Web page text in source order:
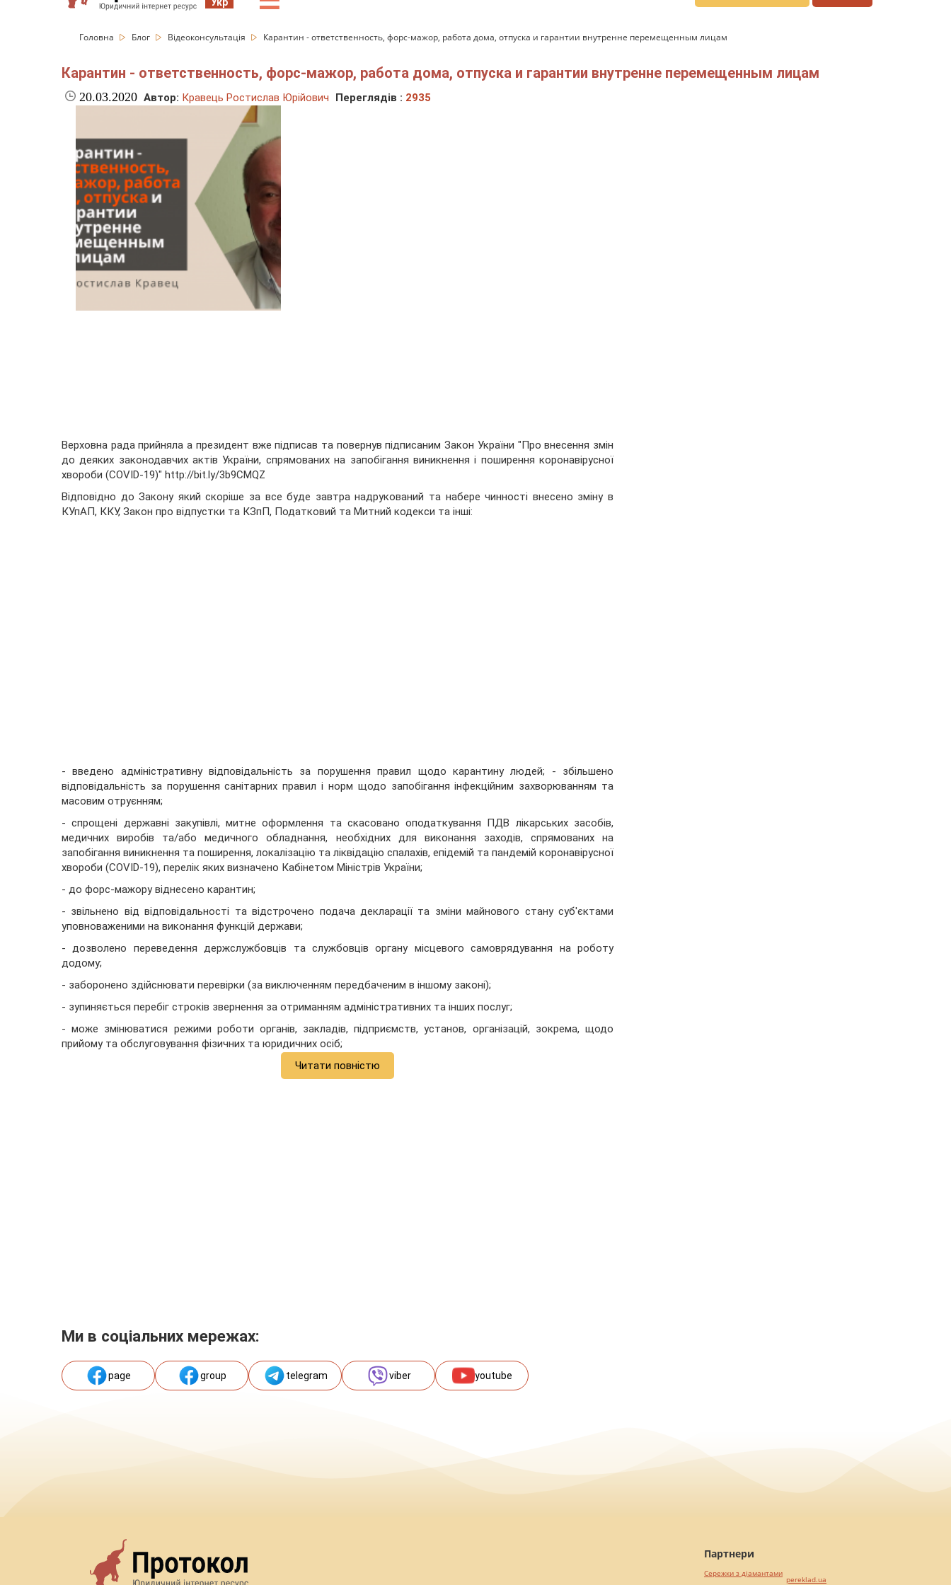
Головна Блог Відеоконсультація Карантин - ответственность, форс-мажор, работа дома, отпуска и гарантии внутренне перемещенным лицам
Карантин - ответственность, форс-мажор, работа дома, отпуска и гарантии внутренне перемещенным лицам
20.03.2020 Автор: Кравець Ростислав Юрійович Переглядів : 2935
Верховна рада прийняла а президент вже підписав та повернув підписаним Закон України "Про внесення змін
до деяких законодавчих актів України, спрямованих на запобігання виникнення і поширення коронавірусної
хвороби (COVID-19)" http://bit.ly/3b9CMQZ
Відповідно до Закону який скоріше за все буде завтра надрукований та набере чинності внесено зміну в
КУпАП, ККУ, Закон про відпустки та КЗпП, Податковий та Митний кодекси та інші:
- введено адміністративну відповідальність за порушення правил щодо карантину людей; - збільшено
відповідальність за порушення санітарних правил і норм щодо запобігання інфекційним захворюванням та
масовим отруєнням;
- спрощені державні закупівлі, митне оформлення та скасовано оподаткування ПДВ лікарських засобів,
медичних виробів та/або медичного обладнання, необхідних для виконання заходів, спрямованих на
запобігання виникнення та поширення, локалізацію та ліквідацію спалахів, епідемій та пандемій коронавірусної
хвороби (COVID-19), перелік яких визначено Кабінетом Міністрів України;
- до форс-мажору віднесено карантин;
- звільнено від відповідальності та відстрочено подача декларації та зміни майнового стану суб'єктами
уповноваженими на виконання функцій держави;
- дозволено переведення держслужбовців та службовців органу місцевого самоврядування на роботу
додому;
- заборонено здійснювати перевірки (за виключенням передбаченим в іншому законі);
- зупиняється перебіг строків звернення за отриманням адміністративних та інших послуг;
- може змінюватися режими роботи органів, закладів, підприємств, установ, організацій, зокрема, щодо
прийому та обслуговування фізичних та юридичних осіб;
Читати повністю
Ми в соціальних мережах:
page group telegram viber youtube
Партнери
Сережки з діамантами
pereklad.ua